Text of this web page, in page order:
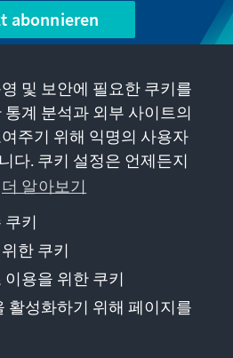
abonnieren
안 더 보기
보 보호
Barriere melden
사이트 맵
Stiftung e.V. 2026
및 보안에 필요한 쿠키를
계 분석과 외부 사이트의
주기 위해 익명의 사용자
다. 쿠키 설정은 언제든지
더 알아보기
쿠키
한 쿠키
이용을 위한 쿠키
활성화하기 위해 페이지를